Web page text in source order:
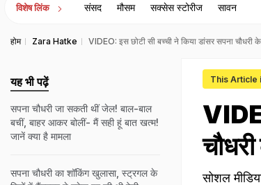
विशेष लिंक संसद मौसम सक्सेस स्टोरीज सावन
होम Zara Hatke VIDEO: इस छोटी सी बच्ची ने किया डांसर सपना चौधरी
This Article
सोशल
यह भी पढ़ें
सपना चौधरी जा सकती थीं जेल! बाल-बाल
बचीं, बाहर आकर बोलीं- मैं सही हूं बात खत्म!
जानें क्या है मामला
सपना चौधरी का शॉकिंग खुलासा, स्ट्रगल के